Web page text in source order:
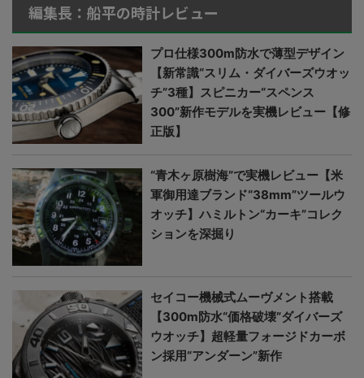
編集長：船平の時計レビュー
プロ仕様300m防水で薄型デザイン
【新常識“スリム・ダイバーズウオッ
チ”3種】スピニカー“スペンス
300”新作モデルを実機レビュー【修
正版】
“青木ヶ原樹海”で実機レビュー【米
軍御用達ブランド“38mm”ツールウ
オッチ】ハミルトン“カーキ”コレク
ションを深掘り
セイコー機械式ムーヴメント搭載
【300m防水“価格破壊”ダイバーズ
ウオッチ】超軽量フォージドカーボ
ン採用“アンダーン”新作